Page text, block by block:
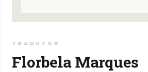
TRADUTOR
Florbela Marques